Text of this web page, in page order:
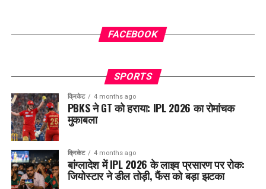
FACEBOOK
SPORTS
क्रिकेट 4 months ago
PBKS ने GT को हराया: IPL 2026 का रोमांचक
मुकाबला
क्रिकेट 4 months ago
बांग्लादेश में IPL 2026 के लाइव प्रसारण पर रोक:
जियोस्टार ने डील तोड़ी, फैंस को बड़ा झटका